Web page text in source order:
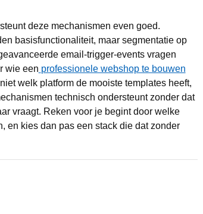
deze mechanismen even goed.
basisfunctionaliteit, maar segmentatie op
email-trigger-events vragen
wie een professionele webshop te bouwen
welk platform de mooiste templates heeft,
technisch ondersteunt zonder dat
vraagt. Reken voor je begint door welke
en kies dan pas een stack die dat zonder